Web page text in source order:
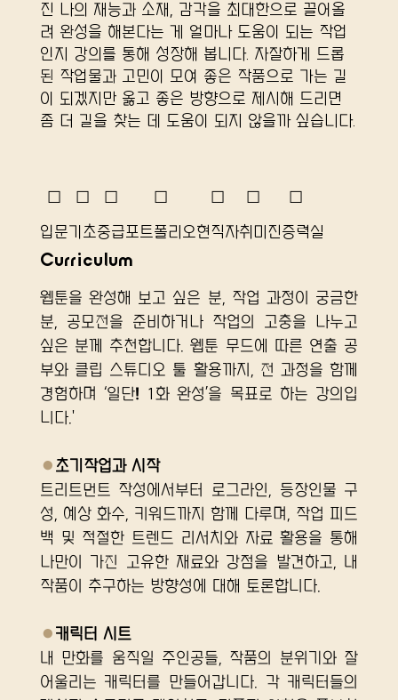
진 나의 재능과 소재, 감각을 최대한으로 끌어올
려 완성을 해본다는 게 얼마나 도움이 되는 작업
인지 강의를 통해 성장해 봅니다. 자잘하게 드롭
된 작업물과 고민이 모여 좋은 작품으로 가는 길
이 되겠지만 옳고 좋은 방향으로 제시해 드리면
좀 더 길을 찾는 데 도움이 되지 않을까 싶습니다.
☐
입문
☐
기초
☐
중급
☐
포트폴리오
☐
​현직자
☐
취미
☐
​진증력실
Curriculum
웹툰을 완성해 보고 싶은 분, 작업 과정이 궁금한
분, 공모전을 준비하거나 작업의 고충을 나누고
싶은 분께 추천합니다. 웹툰 무드에 따른 연출 공
부와 클립 스튜디오 툴 활용까지, 전 과정을 함께
경험하며 ‘일단! 1화 완성’을 목표로 하는 강의입
니다.'
● 초기작업과 시작
트리트먼트 작성에서부터 로그라인, 등장인물 구
성, 예상 화수, 키워드까지 함께 다루며, 작업 피드
백 및 적절한 트렌드 리서치와 자료 활용을 통해
나만이 가진 고유한 재료와 강점을 발견하고, 내
작품이 추구하는 방향성에 대해 토론합니다.
● 캐릭터 시트
내 만화를 움직일 주인공들, 작품의 분위기와 잘
어울리는 캐릭터를 만들어갑니다. 각 캐릭터들의